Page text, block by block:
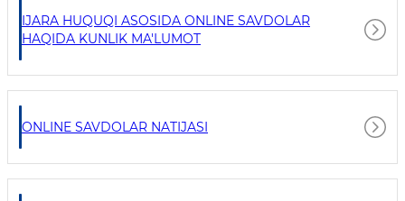
IJARA HUQUQI ASOSIDA ONLINE SAVDOLAR
HAQIDA KUNLIK MA'LUMOT
ONLINE SAVDOLAR NATIJASI